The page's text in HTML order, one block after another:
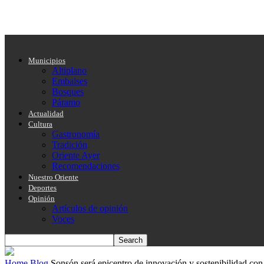
Municipios
Altiplano
Embalses
Bosques
Páramo
Actualidad
Cultura
Gastronomía
Tradición
Oriente Ayer
Recomendaciones
Nuestro Oriente
Deportes
Opinión
Artículos de opinión
Voces